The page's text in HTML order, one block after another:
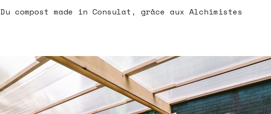
Du compost made in Consulat, grâce aux Alchimistes